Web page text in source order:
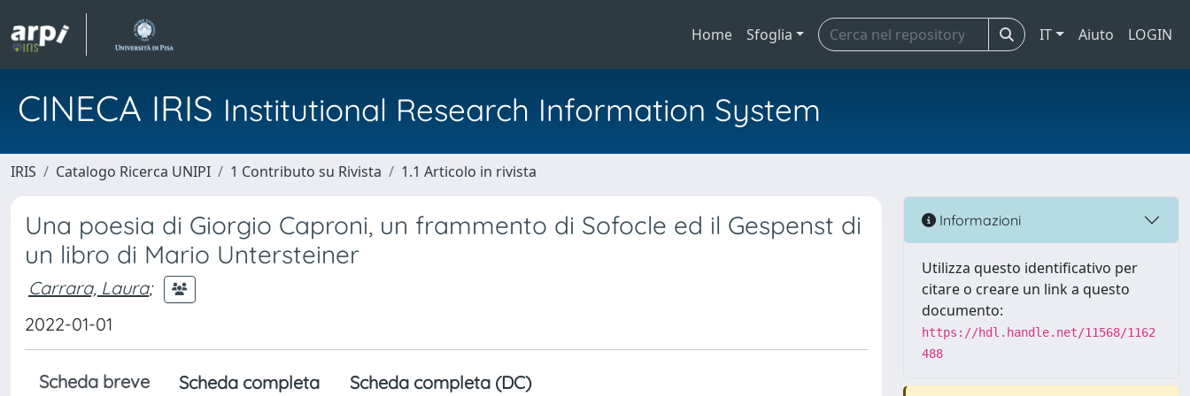
Home Sfoglia IT Aiuto LOGIN
CINECA IRIS Institutional Research Information System
IRIS Catalogo Ricerca UNIPI 1 Contributo su Rivista 1.1 Articolo in rivista
Una poesia di Giorgio Caproni, un frammento di Sofocle ed il Gespenst di
un libro di Mario Untersteiner
Carrara, Laura;
2022-01-01
Scheda breve Scheda completa Scheda completa (DC)
Informazioni
Utilizza questo identificativo per
citare o creare un link a questo
documento:
https://hdl.handle.net/11568/1162
488